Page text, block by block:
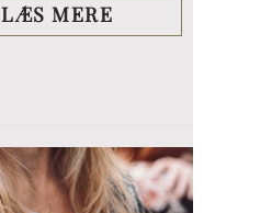
LÆS MERE